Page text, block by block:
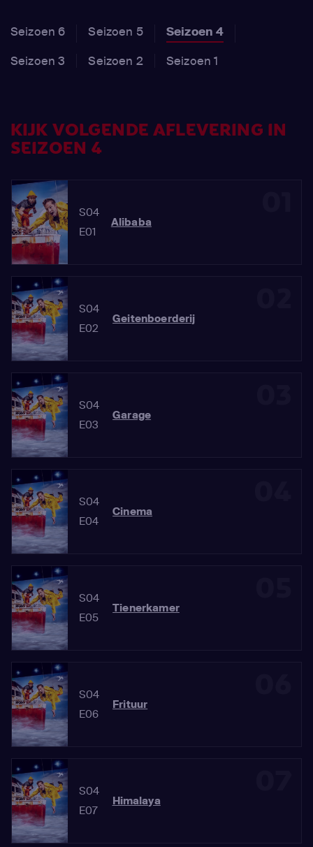
Seizoen 6 Seizoen 5
Seizoen 4
Seizoen 3
Seizoen 2 Seizoen 1
KIJK VOLGENDE AFLEVERING IN
SEIZOEN 4
S04
E01
Alibaba
S04
E02
Geitenboerderij
S04
E03
Garage
S04
E04
Cinema
S04
E05
Tienerkamer
S04
E06
Frituur
S04
E07
Himalaya